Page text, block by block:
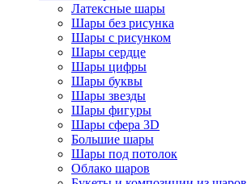
Латексные шары
Шары без рисунка
Шары с рисунком
Шары сердце
Шары цифры
Шары буквы
Шары звезды
Шары фигуры
Шары сфера 3D
Большие шары
Шары под потолок
Облако шаров